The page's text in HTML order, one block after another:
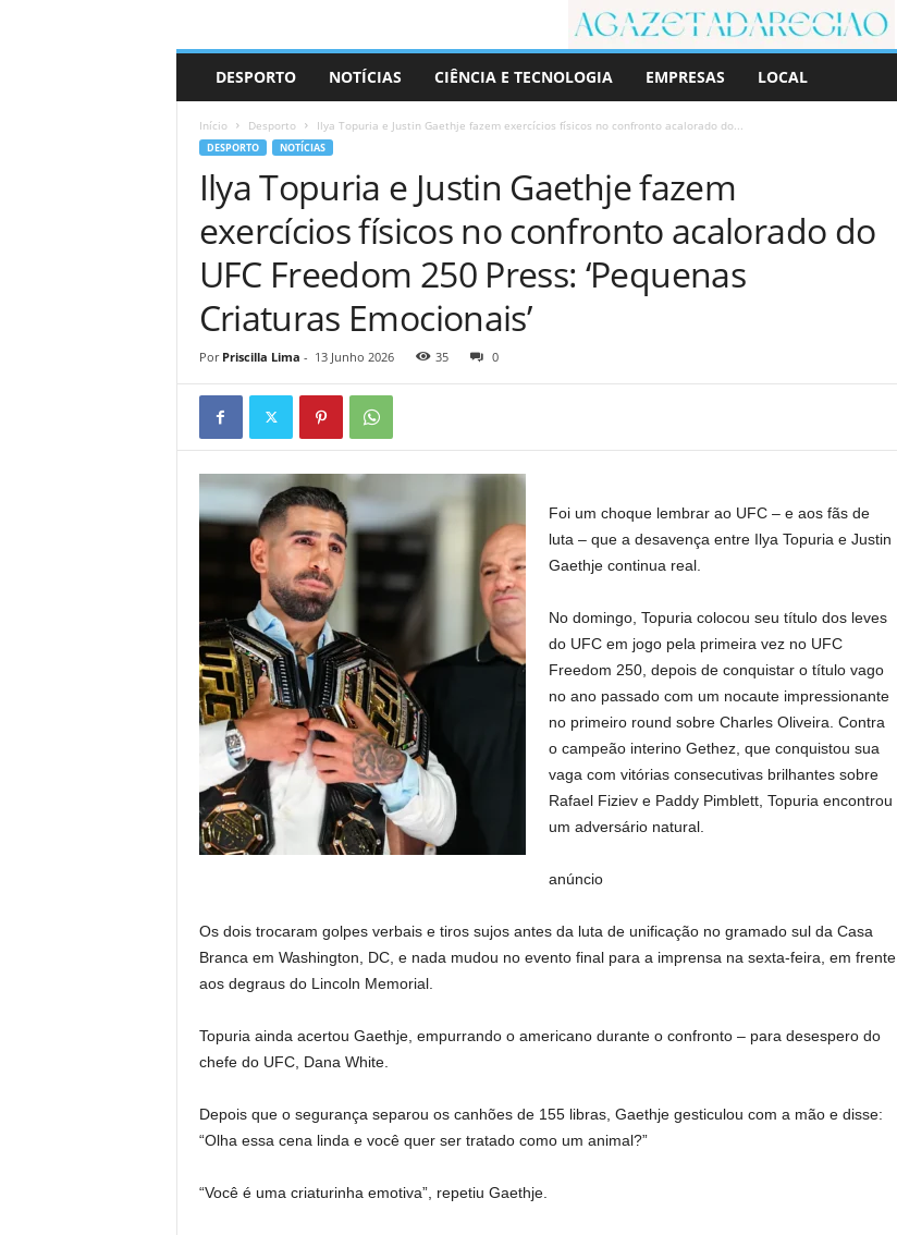
r
DESPORTO NOTÍCIAS CIÊNCIA E TECNOLOGIA EMPRESAS LOCAL
Início Desporto Ilya Topuria e Justin Gaethje fazem exercícios físicos no confronto acalorado do...
DESPORTO NOTÍCIAS
Ilya Topuria e Justin Gaethje fazem
exercícios físicos no confronto acalorado do
UFC Freedom 250 Press: ‘Pequenas
Criaturas Emocionais’
Por Priscilla Lima - 13 Junho 2026 35 0
Foi um choque lembrar ao UFC – e aos fãs de
luta – que a desavença entre Ilya Topuria e Justin
Gaethje continua real.
No domingo, Topuria colocou seu título dos leves
do UFC em jogo pela primeira vez no UFC
Freedom 250, depois de conquistar o título vago
no ano passado com um nocaute impressionante
no primeiro round sobre Charles Oliveira. Contra
o campeão interino Gethez, que conquistou sua
vaga com vitórias consecutivas brilhantes sobre
Rafael Fiziev e Paddy Pimblett, Topuria encontrou
um adversário natural.
anúncio
Os dois trocaram golpes verbais e tiros sujos antes da luta de unificação no gramado sul da Casa
Branca em Washington, DC, e nada mudou no evento final para a imprensa na sexta-feira, em frente
aos degraus do Lincoln Memorial.
Topuria ainda acertou Gaethje, empurrando o americano durante o confronto – para desespero do
chefe do UFC, Dana White.
Depois que o segurança separou os canhões de 155 libras, Gaethje gesticulou com a mão e disse:
“Olha essa cena linda e você quer ser tratado como um animal?”
“Você é uma criaturinha emotiva”, repetiu Gaethje.